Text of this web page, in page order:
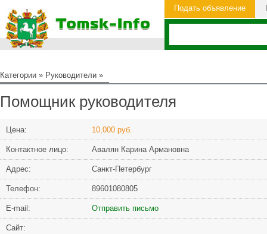
Подать объявление
Категории » Руководители »
Помощник руководителя
Цена: 10,000 руб.
Контактное лицо: Авалян Карина Армановна
Адрес: Санкт-Петербург
Телефон: 89601080805
Е-mail: Отправить письмо
Сайт: